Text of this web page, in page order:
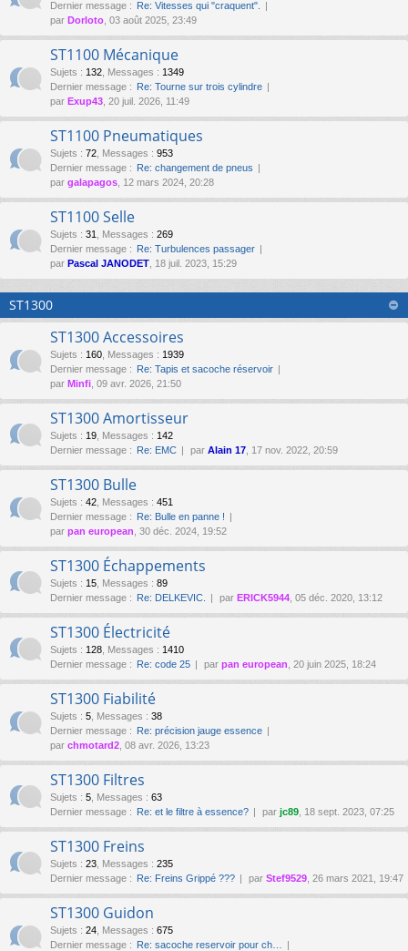
Dernier message : Re: Vitesses qui "craquent".
par Dorloto , 03 août 2025, 23:49
ST1100 Mécanique
Sujets : 132 Messages : 1349
Dernier message : Re: Tourne sur trois cylindre
par Exup43 , 20 juil. 2026, 11:49
ST1100 Pneumatiques
Sujets : 72 Messages : 953
Dernier message : Re: changement de pneus
par galapagos , 12 mars 2024, 20:28
ST1100 Selle
Sujets : 31 Messages : 269
Dernier message : Re: Turbulences passager
par Pascal JANODET , 18 juil. 2023, 15:29
ST1300
ST1300 Accessoires
Sujets : 160 Messages : 1939
Dernier message : Re: Tapis et sacoche réservoir
par Minfi , 09 avr. 2026, 21:50
ST1300 Amortisseur
Sujets : 19 Messages : 142
Dernier message : Re: EMC par Alain 17 , 17 nov. 2022, 20:59
ST1300 Bulle
Sujets : 42 Messages : 451
Dernier message : Re: Bulle en panne !
par pan european , 30 déc. 2024, 19:52
ST1300 Échappements
Sujets : 15 Messages : 89
Dernier message : Re: DELKEVIC. par ERICK5944 , 05 déc. 2020, 13:12
ST1300 Électricité
Sujets : 128 Messages : 1410
Dernier message : Re: code 25 par pan european , 20 juin 2025, 18:24
ST1300 Fiabilité
Sujets : 5 Messages : 38
Dernier message : Re: précision jauge essence
par chmotard2 , 08 avr. 2026, 13:23
ST1300 Filtres
Sujets : 5 Messages : 63
Dernier message : Re: et le filtre à essence? par jc89 , 18 sept. 2023, 07:25
ST1300 Freins
Sujets : 23 Messages : 235
Dernier message : Re: Freins Grippé ??? par Stef9529 , 26 mars 2021, 19:47
ST1300 Guidon
Sujets : 24 Messages : 675
Dernier message : Re: sacoche reservoir pour ch…